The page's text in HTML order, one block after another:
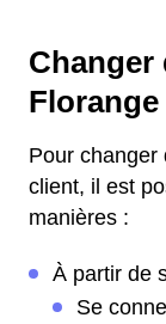
Changer
Pour changer
client, il est
manières :
À partir de
Se